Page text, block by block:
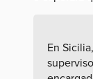
En